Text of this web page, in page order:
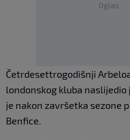
Oglas
Četrdesettrogodišnji
londonskog kluba naslijedio
je nakon završetka sezone
Benfice.